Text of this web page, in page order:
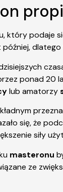
podaje
ponad 20
lub amatorzy
się, że
siły
masteronu
ze